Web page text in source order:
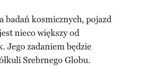
badań kosmicznych, pojazd
nieco większy od
Jego zadaniem będzie
Srebrnego Globu.